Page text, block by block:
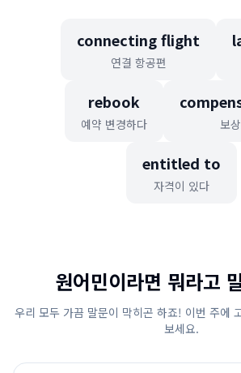
connecting flight
연결 항공편
rebook
예약 변경하다 보상
entitled to
자격이 있다
원어민이라면 뭐라고
우리 모두 가끔 말문이 막히곤 하죠! 이번 주에
보세요.